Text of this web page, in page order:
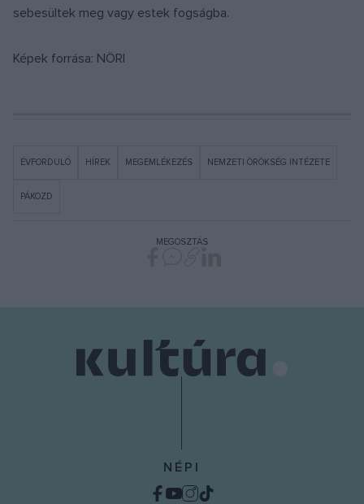
sebesültek meg vagy estek fogságba.
Képek forrása: NÖRI
ÉVFORDULÓ HÍREK MEGEMLÉKEZÉS NEMZETI ÖRÖKSÉG INTÉZETE
PÁKOZD
MEGOSZTÁS
NÉPI